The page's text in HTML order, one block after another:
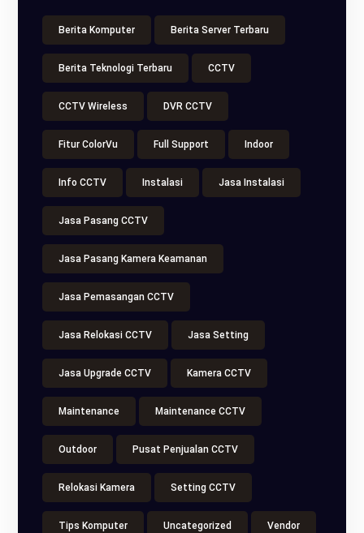
Berita Komputer Berita Server Terbaru
Berita Teknologi Terbaru CCTV
CCTV Wireless DVR CCTV
Fitur ColorVu Full Support Indoor
Info CCTV Instalasi Jasa Instalasi
Jasa Pasang CCTV
Jasa Pasang Kamera Keamanan
Jasa Pemasangan CCTV
Jasa Relokasi CCTV Jasa Setting
Jasa Upgrade CCTV Kamera CCTV
Maintenance Maintenance CCTV
Outdoor Pusat Penjualan CCTV
Relokasi Kamera Setting CCTV
Tips Komputer Uncategorized Vendor